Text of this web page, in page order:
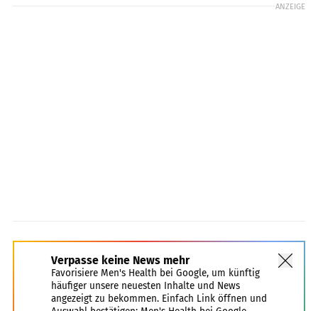
ANZEIGE
Verpasse keine News mehr
Favorisiere Men's Health bei Google, um künftig
häufiger unsere neuesten Inhalte und News
angezeigt zu bekommen. Einfach Link öffnen und